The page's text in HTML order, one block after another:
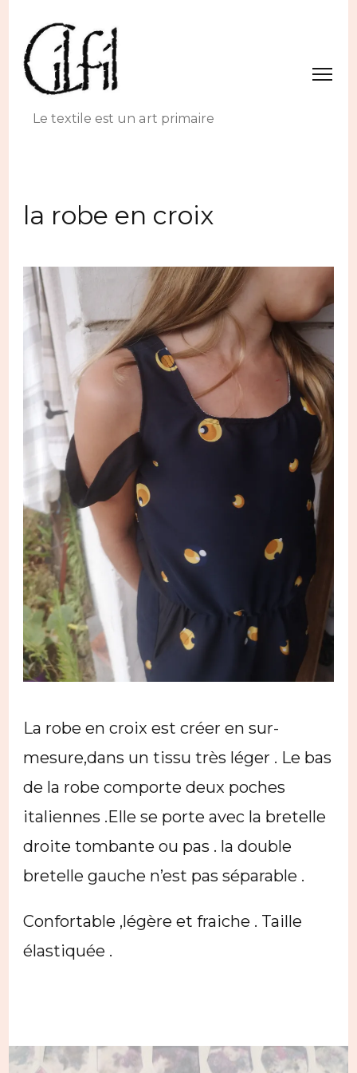
Le textile est un art primaire
la robe en croix
La robe en croix est créer en sur-
mesure,dans un tissu très léger . Le bas
de la robe comporte deux poches
italiennes .Elle se porte avec la bretelle
droite tombante ou pas . la double
bretelle gauche n’est pas séparable .
Confortable ,légère et fraiche . Taille
élastiquée .